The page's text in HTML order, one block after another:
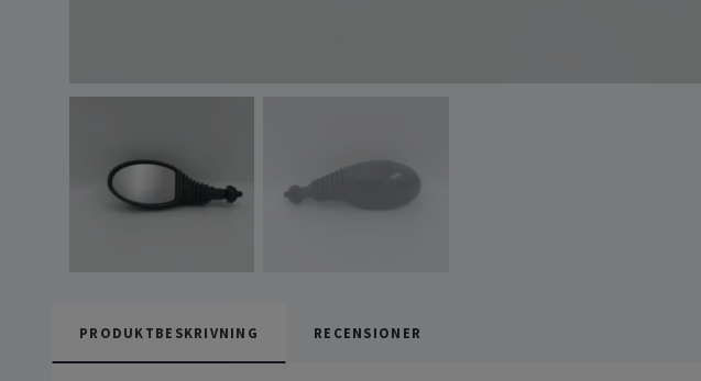
PRODUKTBESKRIVNING RECENSIONER